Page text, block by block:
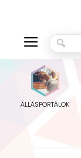
ÁLLÁSPORTÁLOK